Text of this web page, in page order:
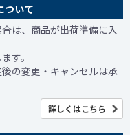
ついて
は、商品が出荷準備に入
す。
の変更・キャンセルは承
詳しくはこちら